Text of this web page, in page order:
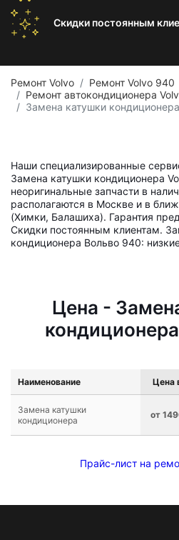
Скидки постоянным
Ремонт Volvo
Ремонт Volvo 940
Ремонт автокондиционера
Замена катушки
Наши специализированные
Замена катушки кондиционера
неоригинальные запчасти в
располагаются в Москве и в
(Химки, Балашиха). Гарантия
Скидки постоянным клиентам.
кондиционера Вольво 940:
Цена -
Наименование Цена
Замена катушки
кондиционера
от
Прайс-лист на